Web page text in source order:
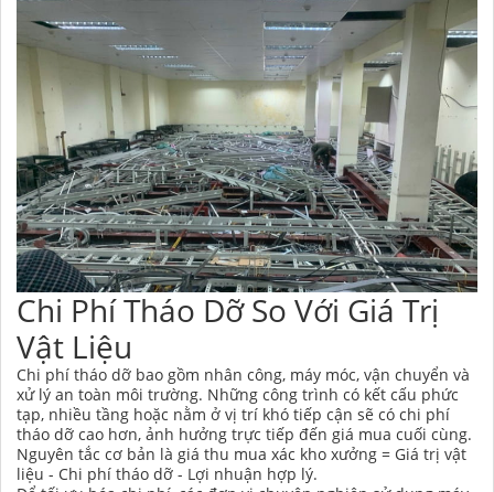
Chi Phí Tháo Dỡ So Với Giá Trị
Vật Liệu
Chi phí tháo dỡ bao gồm nhân công, máy móc, vận chuyển và
xử lý an toàn môi trường. Những công trình có kết cấu phức
tạp, nhiều tầng hoặc nằm ở vị trí khó tiếp cận sẽ có chi phí
tháo dỡ cao hơn, ảnh hưởng trực tiếp đến giá mua cuối cùng.
Nguyên tắc cơ bản là giá thu mua xác kho xưởng = Giá trị vật
liệu - Chi phí tháo dỡ - Lợi nhuận hợp lý.